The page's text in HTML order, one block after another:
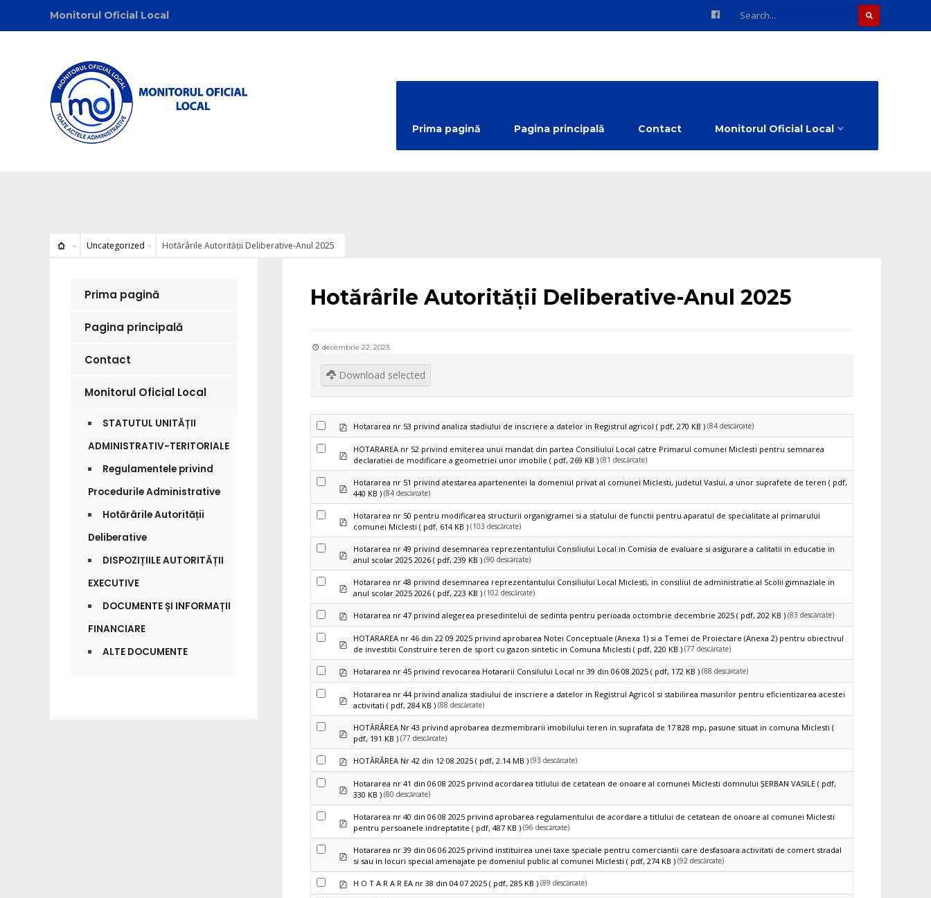
Monitorul Oficial Local
Prima pagină Pagina principală Contact Monitorul Oficial Local
Uncategorized Hotărârile Autorității Deliberative-Anul 2025
Uncategorized
Hotărârile Autorității Deliberative-Anul 2025
decembrie 22, 2023
Download selected
pdfHotararea nr 53 privind analiza stadiului de inscriere a datelor in Registrul agricol ( pdf, 270 KB ) (84 descărcate)
pdfHOTARAREA nr 52 privind emiterea unui mandat din partea Consiliului Local catre Primarul comunei Miclesti pentru semnarea
declaratiei de modificare a geometriei unor imobile ( pdf, 269 KB ) (81 descărcate)
pdfHotararea nr 51 privind atestarea apartenentei la domeniul privat al comunei Miclesti, judetul Vaslui, a unor suprafete de teren ( pdf,
440 KB ) (84 descărcate)
pdfHotararea nr 50 pentru modificarea structurii organigramei si a statului de functii pentru aparatul de specialitate al primarului
comunei Miclesti ( pdf, 614 KB ) (103 descărcate)
pdfHotararea nr 49 privind desemnarea reprezentantului Consiliului Local in Comisia de evaluare si asigurare a calitatii in educatie in
anul scolar 2025 2026 ( pdf, 239 KB ) (90 descărcate)
pdfHotararea nr 48 privind desemnarea reprezentantului Consiliului Local Miclesti, in consiliul de administratie al Scolii gimnaziale in
anul scolar 2025 2026 ( pdf, 223 KB ) (102 descărcate)
pdfHotararea nr 47 privind alegerea presedintelui de sedinta pentru perioada octombrie decembrie 2025 ( pdf, 202 KB ) (83 descărcate)
pdfHOTARAREA nr 46 din 22 09 2025 privind aprobarea Notei Conceptuale (Anexa 1) si a Temei de Proiectare (Anexa 2) pentru obiectivul
de investitii Construire teren de sport cu gazon sintetic in Comuna Miclesti ( pdf, 220 KB ) (77 descărcate)
pdfHotararea nr 45 privind revocarea Hotararii Consilului Local nr 39 din 06 08 2025 ( pdf, 172 KB ) (88 descărcate)
pdfHotararea nr 44 privind analiza stadiului de inscriere a datelor in Registrul Agricol si stabilirea masurilor pentru eficientizarea acestei
activitati ( pdf, 284 KB ) (88 descărcate)
pdfHOTĂRÂREA Nr 43 privind aprobarea dezmembrarii imobilului teren in suprafata de 17 828 mp, pasune situat in comuna Miclesti (
pdf, 191 KB ) (77 descărcate)
pdfHOTĂRÂREA Nr 42 din 12 08 2025 ( pdf, 2.14 MB ) (93 descărcate)
pdfHotararea nr 41 din 06 08 2025 privind acordarea titlului de cetatean de onoare al comunei Miclesti domnului ȘERBAN VASILE ( pdf,
330 KB ) (80 descărcate)
pdfHotararea nr 40 din 06 08 2025 privind aprobarea regulamentului de acordare a titlului de cetatean de onoare al comunei Miclesti
pentru persoanele indreptatite ( pdf, 487 KB ) (96 descărcate)
pdfHotararea nr 39 din 06 06 2025 privind instituirea unei taxe speciale pentru comerciantii care desfasoara activitati de comert stradal
si sau in locuri special amenajate pe domeniul public al comunei Miclesti ( pdf, 274 KB ) (92 descărcate)
pdfH O T A R A R EA nr 38 din 04 07 2025 ( pdf, 285 KB ) (89 descărcate)
Prima pagină
Pagina principală
Contact
Monitorul Oficial Local
STATUTUL UNITĂȚII
ADMINISTRATIV-TERITORIALE
Regulamentele privind
Procedurile Administrative
Hotărârile Autorității
Deliberative
DISPOZIȚIILE AUTORITĂȚII
EXECUTIVE
DOCUMENTE ȘI INFORMAȚII
FINANCIARE
ALTE DOCUMENTE